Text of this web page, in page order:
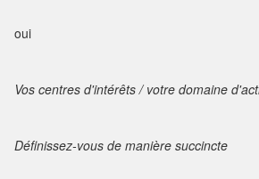
oui
Vos centres d'intérêts / votre domaine
Définissez-vous de manière succincte